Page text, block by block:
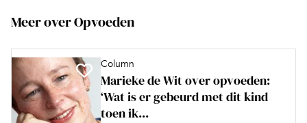
Meer over Opvoeden
Column
Marieke de Wit over opvoeden:
‘Wat is er gebeurd met dit kind
toen ik...